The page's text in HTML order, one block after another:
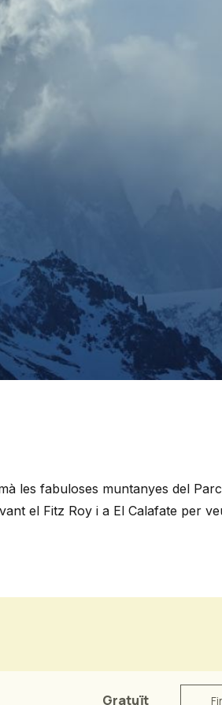
les fabuloses muntanyes del
el Fitz Roy i a El Calafate per
Gratuït